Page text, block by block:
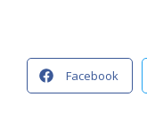
Facebook